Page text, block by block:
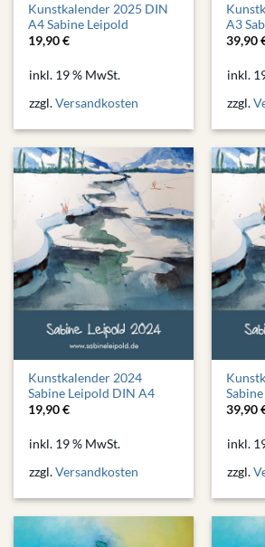
Kunstkalender 2025 DIN
A4 Sabine Leipold
19,90€
inkl. 19 % MwSt.
zzgl.Versandkosten
A3
39,90
inkl.
zzgl.
Kunstkalender 2024
Sabine Leipold DIN A4
19,90€
inkl. 19 % MwSt.
zzgl.Versandkosten
39,90
inkl.
zzgl.